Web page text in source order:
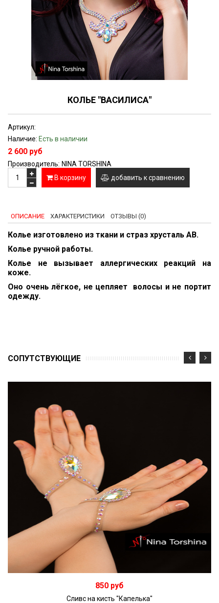
КОЛЬЕ "ВАСИЛИСА"
Артикул:
Наличие: Есть в наличии
2 600 руб
Производитель: NINA TORSHINA
В корзину
добавить к сравнению
ОПИСАНИЕ ХАРАКТЕРИСТИКИ ОТЗЫВЫ (0)
Колье изготовлено из ткани и страз хрусталь AB.
Колье ручной работы.
Колье не вызывает аллергических реакций на
коже.
Оно очень лёгкое, не цепляет волосы и не портит
одежду.
CОПУТСТВУЮЩИЕ
В корзину
850 руб
Сливс на кисть "Капелька"